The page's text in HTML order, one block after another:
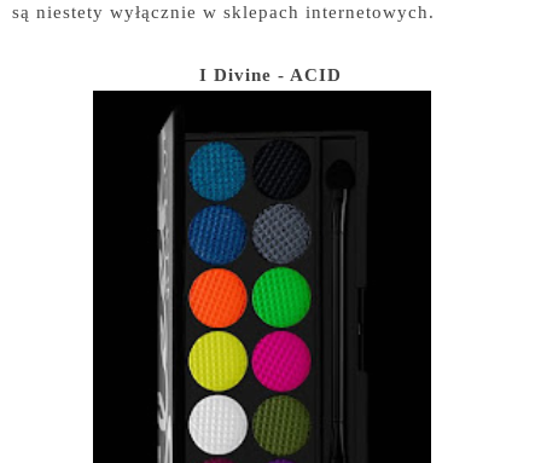
są niestety wyłącznie w sklepach internetowych.
I Divine - ACID